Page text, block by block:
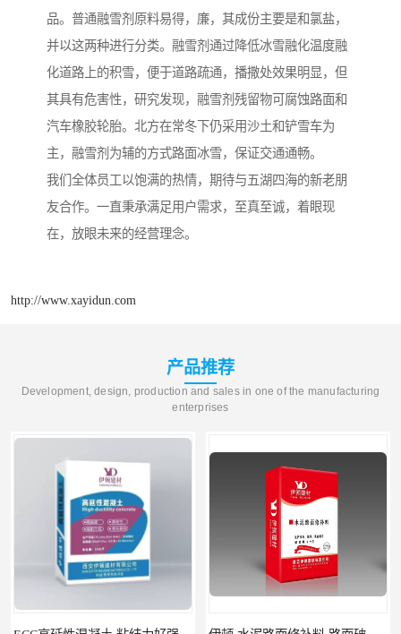
品。普通融雪剂原料易得，廉，其成份主要是和氯盐，
并以这两种进行分类。融雪剂通过降低冰雪融化温度融
化道路上的积雪，便于道路疏通，播撒处效果明显，但
其具有危害性，研究发现，融雪剂残留物可腐蚀路面和
汽车橡胶轮胎。北方在常冬下仍采用沙土和铲雪车为
主，融雪剂为辅的方式路面冰雪，保证交通通畅。
我们全体员工以饱满的热情，期待与五湖四海的新老朋
友合作。一直秉承满足用户需求，至真至诚，着眼现
在，放眼未来的经营理念。
http://www.xayidun.com
产品推荐
Development, design, production and sales in one of the manufacturing
enterprises